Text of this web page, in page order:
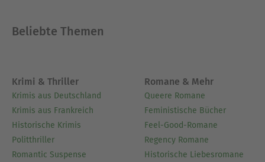
Beliebte Themen
Krimi & Thriller
Krimis aus Deutschland
Krimis aus Frankreich
Historische Krimis
Politthriller
Romantic Suspense
Romane & Mehr
Queere Romane
Feministische Bücher
Feel-Good-Romane
Regency Romane
Historische Liebesromane